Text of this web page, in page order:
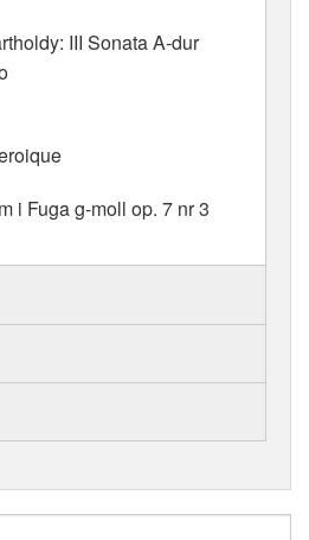
III Sonata A-dur
i Fuga g-moll op. 7 nr 3